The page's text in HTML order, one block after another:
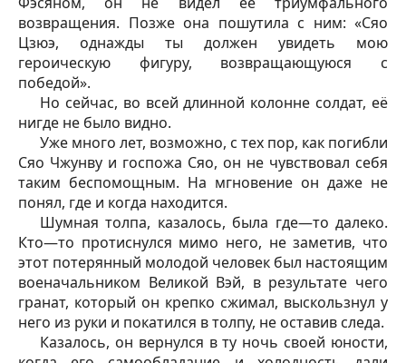
возвращения. Позже она пошутила с ним: «Сяо
Цзюэ, однажды ты должен увидеть мою
героическую фигуру, возвращающуюся с
победой».
Но сейчас, во всей длинной колонне солдат, её
нигде не было видно.
Уже много лет, возможно, с тех пор, как погибли
Сяо Чжунву и госпожа Сяо, он не чувствовал себя
таким беспомощным. На мгновение он даже не
понял, где и когда находится.
Шумная толпа, казалось, была где—то далеко.
Кто—то протиснулся мимо него, не заметив, что
этот потерянный молодой человек был настоящим
военачальником Великой Вэй, в результате чего
гранат, который он крепко сжимал, выскользнул у
него из руки и покатился в толпу, не оставив следа.
Казалось, он вернулся в ту ночь своей юности,